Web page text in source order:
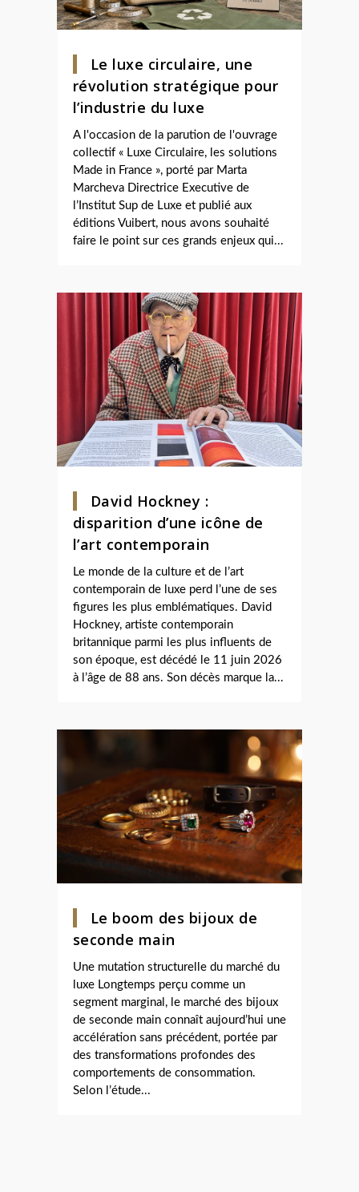
Le luxe circulaire, une
révolution stratégique pour
l’industrie du luxe
A l'occasion de la parution de l'ouvrage
collectif « Luxe Circulaire, les solutions
Made in France », porté par Marta
Marcheva Directrice Executive de
l’Institut Sup de Luxe et publié aux
éditions Vuibert, nous avons souhaité
faire le point sur ces grands enjeux qui...
David Hockney :
disparition d’une icône de
l’art contemporain
Le monde de la culture et de l’art
contemporain de luxe perd l’une de ses
figures les plus emblématiques. David
Hockney, artiste contemporain
britannique parmi les plus influents de
son époque, est décédé le 11 juin 2026
à l’âge de 88 ans. Son décès marque la...
Le boom des bijoux de
seconde main
Une mutation structurelle du marché du
luxe Longtemps perçu comme un
segment marginal, le marché des bijoux
de seconde main connaît aujourd’hui une
accélération sans précédent, portée par
des transformations profondes des
comportements de consommation.
Selon l’étude...